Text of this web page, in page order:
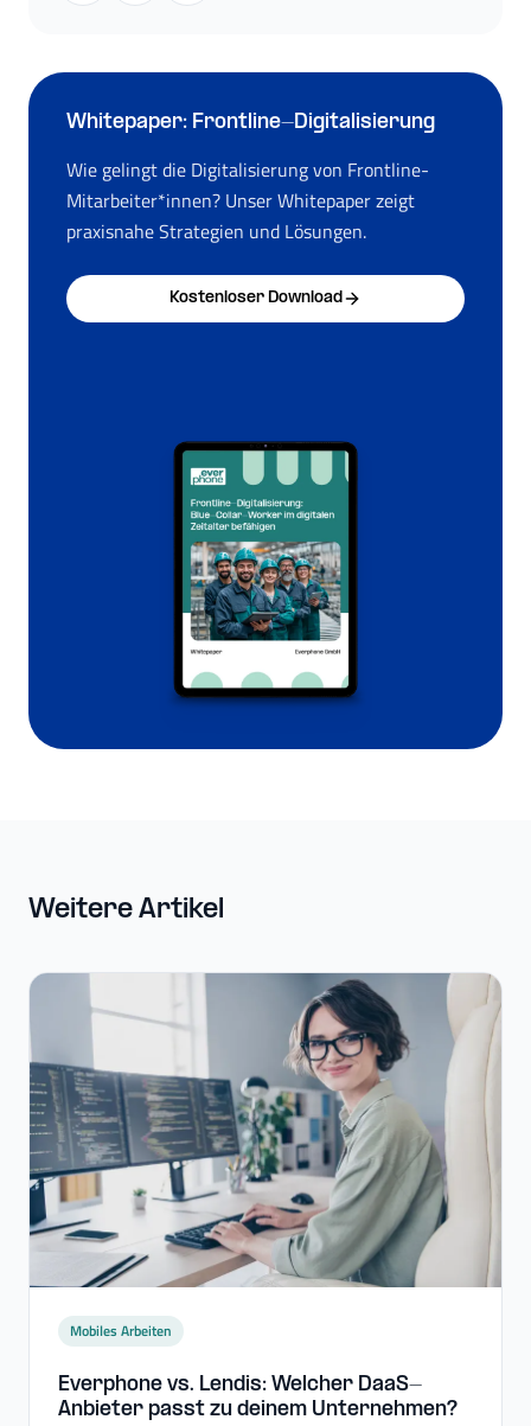
Whitepaper: Frontline-Digitalisierung
Wie gelingt die Digitalisierung von Frontline-
Mitarbeiter*innen? Unser Whitepaper zeigt
praxisnahe Strategien und Lösungen.
Kostenloser Download
Weitere Artikel
Mobiles Arbeiten
Everphone vs. Lendis: Welcher DaaS-​
Anbieter passt zu deinem Unternehmen?